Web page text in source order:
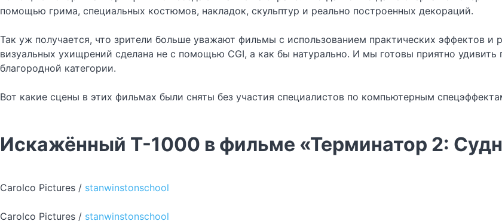
помощью грима, специальных костюмов, накладок, скульптур и реально построенных декораций.
Так уж получается, что зрители больше уважают фильмы с использованием практических эффектов
визуальных ухищрений сделана не с помощью CGI, а как бы натурально. И мы готовы приятно удивить
благородной категории.
Вот какие сцены в этих фильмах были сняты без участия специалистов по компьютерным
Искажённый Т-1000 в фильме «Терминатор 2:
Carolco Pictures / stanwinstonschool
Carolco Pictures / stanwinstonschool